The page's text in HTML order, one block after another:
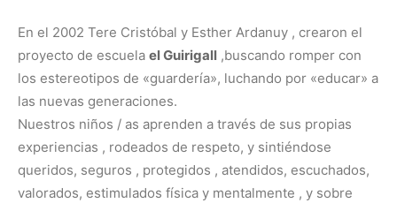
En el 2002 Tere Cristóbal y Esther Ardanuy , crearon el
proyecto de escuela el Guirigall ,buscando romper con
los estereotipos de «guardería», luchando por «educar» a
las nuevas generaciones.
Nuestros niños / as aprenden a través de sus propias
experiencias , rodeados de respeto, y sintiéndose
queridos, seguros , protegidos , atendidos, escuchados,
valorados, estimulados física y mentalmente , y sobre